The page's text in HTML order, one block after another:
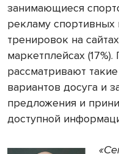
занимающиеся
рекламу спортивных
тренировок на
маркетплейсах
рассматривают
вариантов досуга и
предложения и
доступной